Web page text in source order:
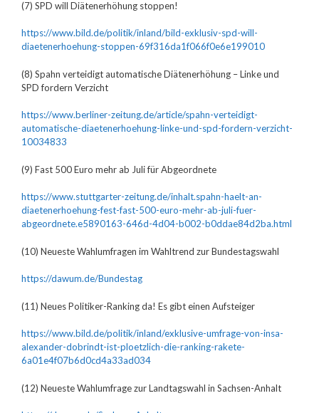
(7) SPD will Diätenerhöhung stoppen!
https://www.bild.de/politik/inland/bild-exklusiv-spd-will-
diaetenerhoehung-stoppen-69f316da1f066f0e6e199010
(8) Spahn verteidigt automatische Diätenerhöhung – Linke und
SPD fordern Verzicht
https://www.berliner-zeitung.de/article/spahn-verteidigt-
automatische-diaetenerhoehung-linke-und-spd-fordern-verzicht-
10034833
(9) Fast 500 Euro mehr ab Juli für Abgeordnete
https://www.stuttgarter-zeitung.de/inhalt.spahn-haelt-an-
diaetenerhoehung-fest-fast-500-euro-mehr-ab-juli-fuer-
abgeordnete.e5890163-646d-4d04-b002-b0ddae84d2ba.html
(10) Neueste Wahlumfragen im Wahltrend zur Bundestagswahl
https://dawum.de/Bundestag
(11) Neues Politiker-Ranking da! Es gibt einen Aufsteiger
https://www.bild.de/politik/inland/exklusive-umfrage-von-insa-
alexander-dobrindt-ist-ploetzlich-die-ranking-rakete-
6a01e4f07b6d0cd4a33ad034
(12) Neueste Wahlumfrage zur Landtagswahl in Sachsen-Anhalt